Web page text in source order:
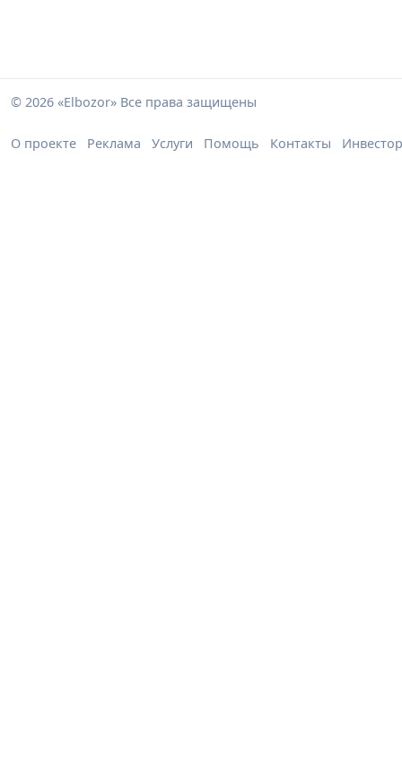
© 2026 «Elbozor» Все права защищены
О проекте Реклама Услуги Помощь Контакты